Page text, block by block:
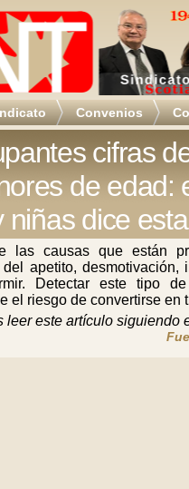
Convenios
cifras
de edad:
niñas dice
las causas que están
del apetito, desmotivación,
Detectar este tipo
el riesgo de convertirse en
leer este artículo siguiendo